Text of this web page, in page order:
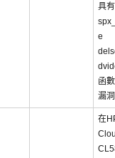
具
e
函
漏
在